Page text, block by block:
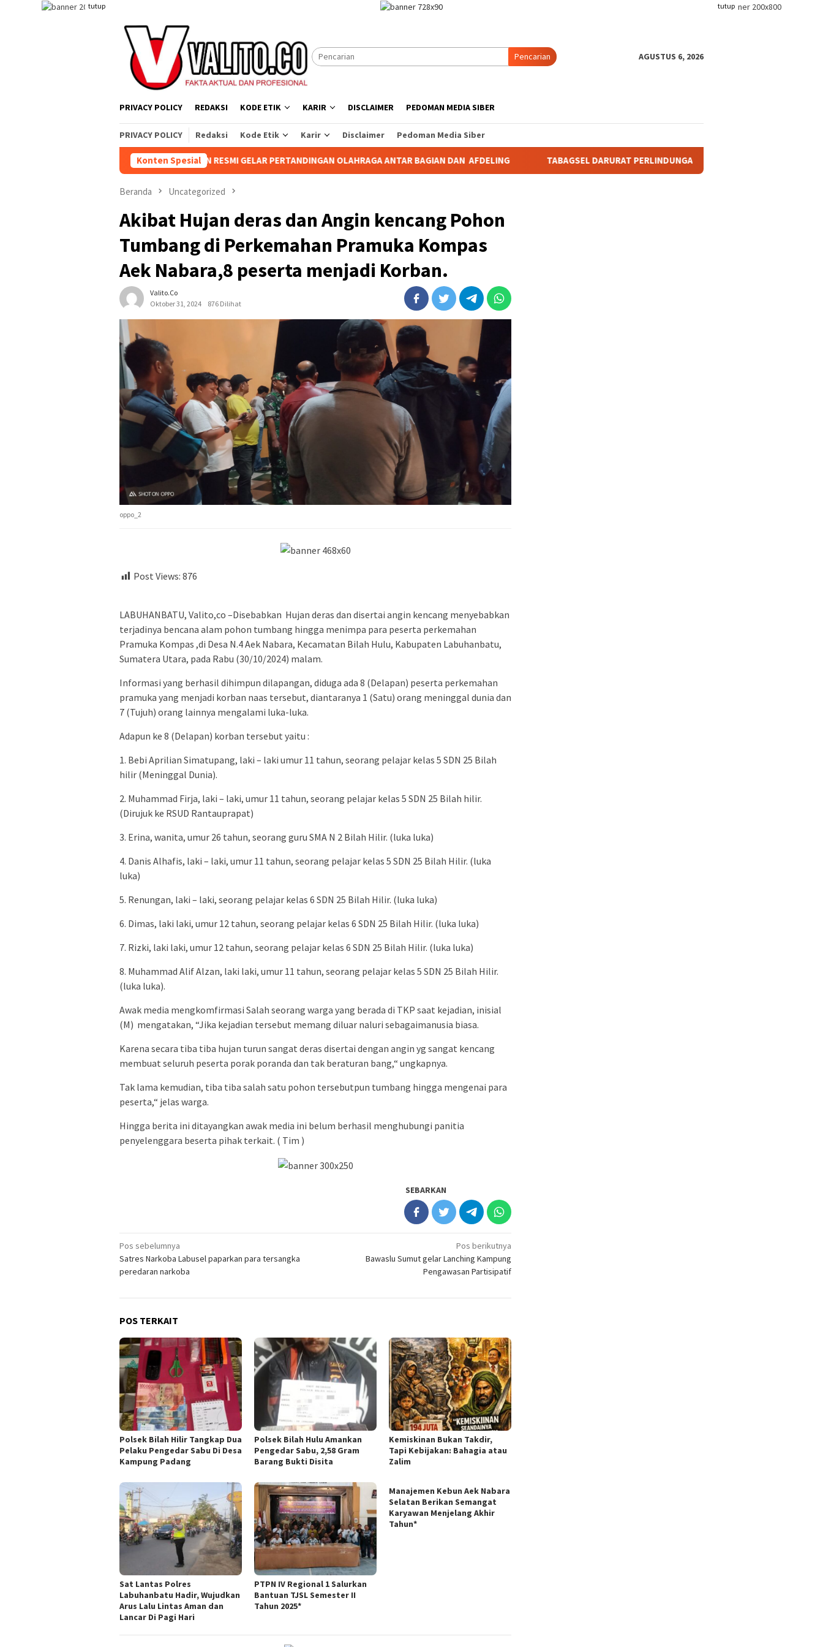
tutup tutup
Pencarian AGUSTUS 6, 2026
PRIVACY POLICY REDAKSI KODE ETIK KARIR DISCLAIMER PEDOMAN MEDIA SIBER
PRIVACY POLICY Redaksi Kode Etik Karir Disclaimer Pedoman Media Siber
Konten Spesial
81, KEBUN AEK NABARA SELATAN RESMI GELAR PERTANDINGAN OLAHRAGA ANTAR BAGIAN DAN AFDELING TABAGSEL DARURAT PERLINDUNGAN TANAH ADAT: KETIKA TANAH LELUHUR TAK
Beranda Uncategorized
Akibat Hujan deras dan Angin kencang Pohon
Tumbang di Perkemahan Pramuka Kompas
Aek Nabara,8 peserta menjadi Korban.
Valito.co
Oktober 31, 2024
876 Dilihat
oppo_2
Post Views: 876
LABUHANBATU, Valito,co –Disebabkan Hujan deras dan disertai angin kencang menyebabkan
terjadinya bencana alam pohon tumbang hingga menimpa para peserta perkemahan
Pramuka Kompas ,di Desa N.4 Aek Nabara, Kecamatan Bilah Hulu, Kabupaten Labuhanbatu,
Sumatera Utara, pada Rabu (30/10/2024) malam.
Informasi yang berhasil dihimpun dilapangan, diduga ada 8 (Delapan) peserta perkemahan
pramuka yang menjadi korban naas tersebut, diantaranya 1 (Satu) orang meninggal dunia dan
7 (Tujuh) orang lainnya mengalami luka-luka.
Adapun ke 8 (Delapan) korban tersebut yaitu :
1. Bebi Aprilian Simatupang, laki – laki umur 11 tahun, seorang pelajar kelas 5 SDN 25 Bilah
hilir (Meninggal Dunia).
2. Muhammad Firja, laki – laki, umur 11 tahun, seorang pelajar kelas 5 SDN 25 Bilah hilir.
(Dirujuk ke RSUD Rantauprapat)
3. Erina, wanita, umur 26 tahun, seorang guru SMA N 2 Bilah Hilir. (luka luka)
4. Danis Alhafis, laki – laki, umur 11 tahun, seorang pelajar kelas 5 SDN 25 Bilah Hilir. (luka
luka)
5. Renungan, laki – laki, seorang pelajar kelas 6 SDN 25 Bilah Hilir. (luka luka)
6. Dimas, laki laki, umur 12 tahun, seorang pelajar kelas 6 SDN 25 Bilah Hilir. (luka luka)
7. Rizki, laki laki, umur 12 tahun, seorang pelajar kelas 6 SDN 25 Bilah Hilir. (luka luka)
8. Muhammad Alif Alzan, laki laki, umur 11 tahun, seorang pelajar kelas 5 SDN 25 Bilah Hilir.
(luka luka).
Awak media mengkomfirmasi Salah seorang warga yang berada di TKP saat kejadian, inisial
(M) mengatakan, “Jika kejadian tersebut memang diluar naluri sebagaimanusia biasa.
Karena secara tiba tiba hujan turun sangat deras disertai dengan angin yg sangat kencang
membuat seluruh peserta porak poranda dan tak beraturan bang,“ ungkapnya.
Tak lama kemudian, tiba tiba salah satu pohon tersebutpun tumbang hingga mengenai para
peserta,“ jelas warga.
Hingga berita ini ditayangkan awak media ini belum berhasil menghubungi panitia
penyelenggara beserta pihak terkait. ( Tim )
SEBARKAN
Navigasi
pos
Pos sebelumnya
Satres Narkoba Labusel paparkan para tersangka
peredaran narkoba
Pos berikutnya
Bawaslu Sumut gelar Lanching Kampung
Pengawasan Partisipatif
POS TERKAIT
Polsek Bilah Hilir Tangkap Dua
Pelaku Pengedar Sabu Di Desa
Kampung Padang
Polsek Bilah Hulu Amankan
Pengedar Sabu, 2,58 Gram
Barang Bukti Disita
Kemiskinan Bukan Takdir,
Tapi Kebijakan: Bahagia atau
Zalim
Sat Lantas Polres
Labuhanbatu Hadir, Wujudkan
Arus Lalu Lintas Aman dan
Lancar Di Pagi Hari
PTPN IV Regional 1 Salurkan
Bantuan TJSL Semester II
Tahun 2025*
Manajemen Kebun Aek Nabara
Selatan Berikan Semangat
Karyawan Menjelang Akhir
Tahun*